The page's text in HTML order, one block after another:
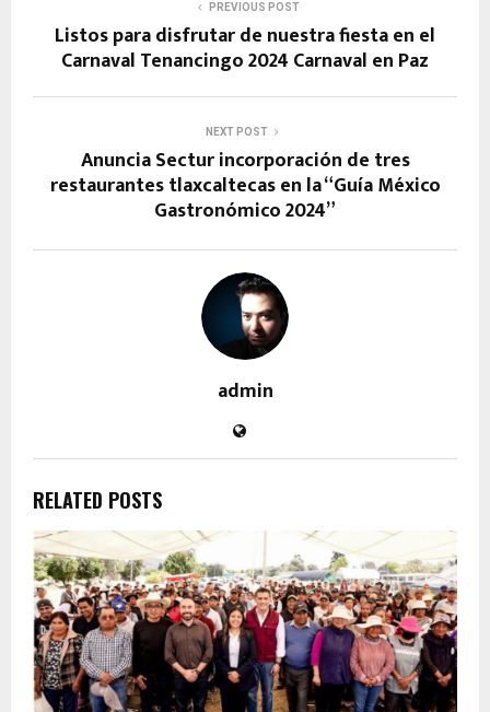
PREVIOUS POST
Listos para disfrutar de nuestra fiesta en el
Carnaval Tenancingo 2024 Carnaval en Paz
NEXT POST
Anuncia Sectur incorporación de tres
restaurantes tlaxcaltecas en la “Guía México
Gastronómico 2024”
admin
RELATED POSTS